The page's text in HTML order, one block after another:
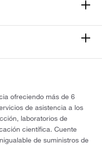
ofreciendo más de 6
de asistencia a los
laboratorios de
científica. Cuente
de suministros de